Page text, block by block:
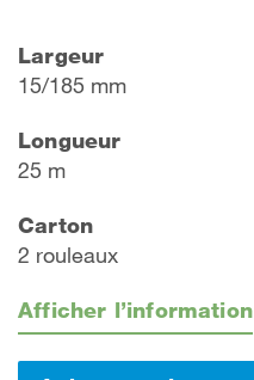
Largeur
15/185 mm
Longueur
25 m
Carton
2 rouleaux
Afficher l’information